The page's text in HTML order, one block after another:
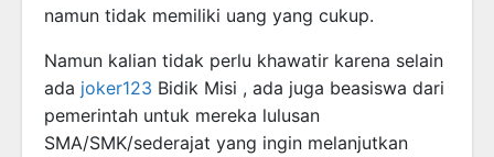
namun tidak memiliki uang yang cukup.
Namun kalian tidak perlu khawatir karena selain
ada joker123 Bidik Misi , ada juga beasiswa dari
pemerintah untuk mereka lulusan
SMA/SMK/sederajat yang ingin melanjutkan